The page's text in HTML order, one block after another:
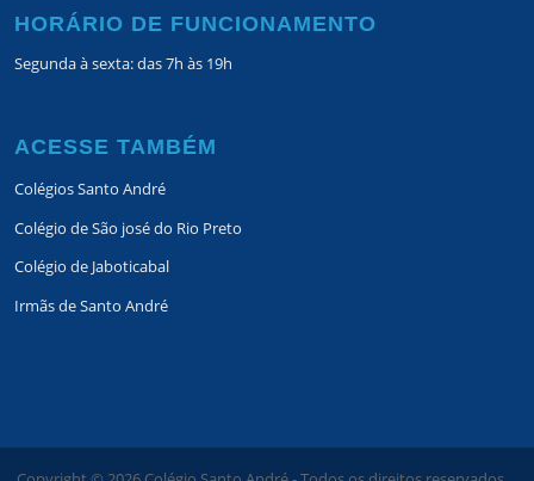
HORÁRIO DE FUNCIONAMENTO
Segunda à sexta: das 7h às 19h
ACESSE TAMBÉM
Colégios Santo André
Colégio de São josé do Rio Preto
Colégio de Jaboticabal
Irmãs de Santo André